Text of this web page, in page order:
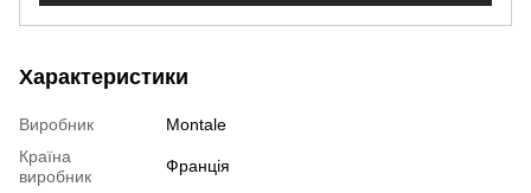
Характеристики
Виробник
Montale
Країна
виробник
Франція